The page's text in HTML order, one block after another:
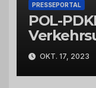
PRESSEPORTAL
POL-
OKT. 17, 2023